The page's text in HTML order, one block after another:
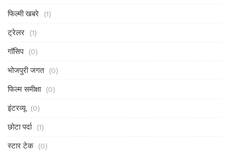
फिल्मी खबरे (1)
ट्रेलर (1)
गॉसिप (0)
भोजपुरी जगत (0)
फिल्म समीक्षा (0)
इंटरव्यू (0)
छोटा पर्दा (1)
स्टार टेक (0)